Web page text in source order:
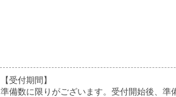
【受付期間】
準備数に限りがございます。受付開始後、準